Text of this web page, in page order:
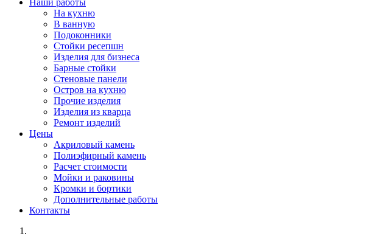
Наши работы
На кухню
В ванную
Подоконники
Стойки ресепшн
Изделия для бизнеса
Барные стойки
Стеновые панели
Остров на кухню
Прочие изделия
Изделия из кварца
Ремонт изделий
Цены
Акриловый камень
Полиэфирный камень
Расчет стоимости
Мойки и раковины
Кромки и бортики
Дополнительные работы
Контакты